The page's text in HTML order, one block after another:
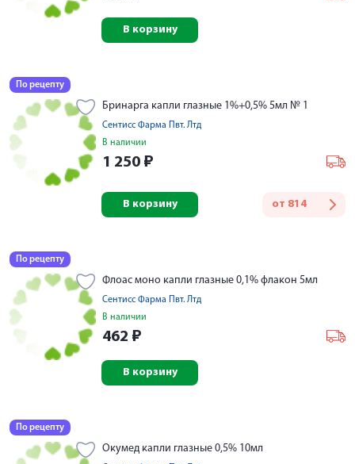
В корзину
По рецепту
Бринарга капли глазные 1%+0,5% 5мл № 1
Сентисс Фарма Пвт. Лтд
В наличии
1 250 ₽
от 814
В корзину
По рецепту
Флоас моно капли глазные 0,1% флакон 5мл
Сентисс Фарма Пвт. Лтд
В наличии
462 ₽
В корзину
По рецепту
Окумед капли глазные 0,5% 10мл